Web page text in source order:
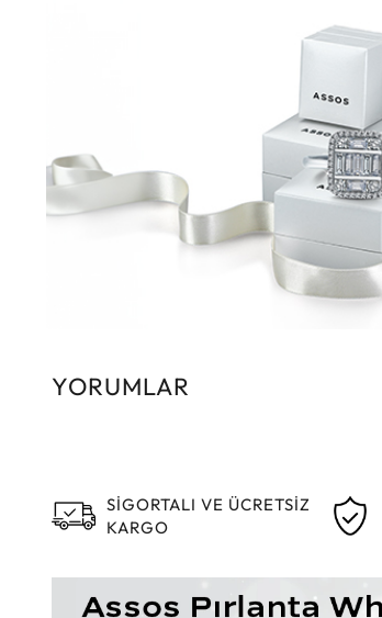
YORUMLAR
SİGORTALI VE ÜCRETSİZ
KARGO